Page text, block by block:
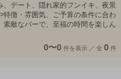
、デート、隠れ家的フンイキ、夜景
徴・雰囲気、ご予算の条件に合わ
敵なバーで、至福の時間を楽しん
0〜0 件を表示 ／ 全 0 件